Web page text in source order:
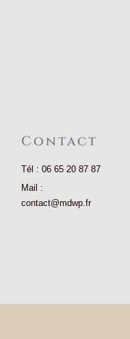
Contact
Tél : 06 65 20 87 87
Mail :
contact@mdwp.fr